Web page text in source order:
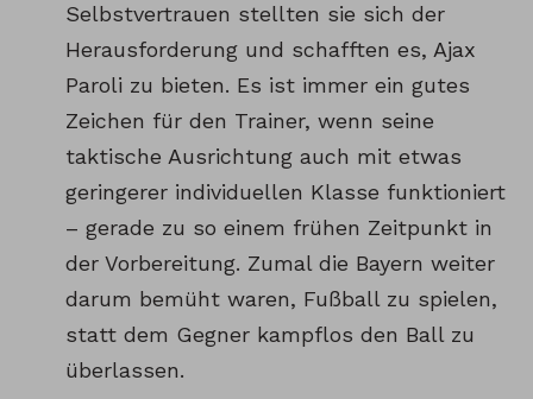
Selbstvertrauen stellten sie sich der
Herausforderung und schafften es, Ajax
Paroli zu bieten. Es ist immer ein gutes
Zeichen für den Trainer, wenn seine
taktische Ausrichtung auch mit etwas
geringerer individuellen Klasse funktioniert
– gerade zu so einem frühen Zeitpunkt in
der Vorbereitung. Zumal die Bayern weiter
darum bemüht waren, Fußball zu spielen,
statt dem Gegner kampflos den Ball zu
überlassen.